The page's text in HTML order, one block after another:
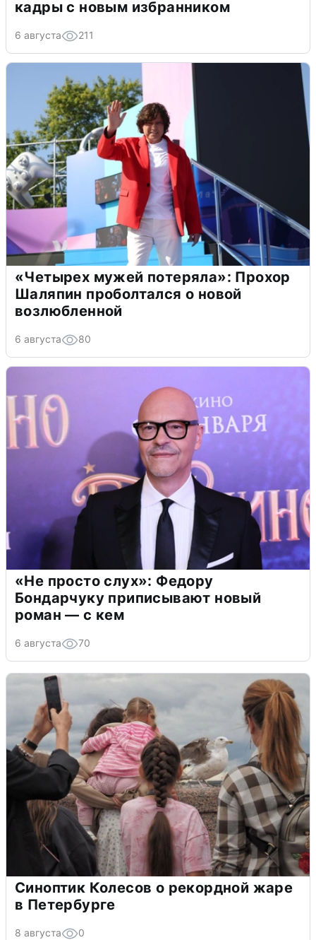
кадры с новым избранником
6 августа 211
«Четырех мужей потеряла»: Прохор
Шаляпин проболтался о новой
возлюбленной
6 августа 80
«Не просто слух»: Федору
Бондарчуку приписывают новый
роман — с кем
6 августа 70
Синоптик Колесов о рекордной жаре
в Петербурге
8 августа 0